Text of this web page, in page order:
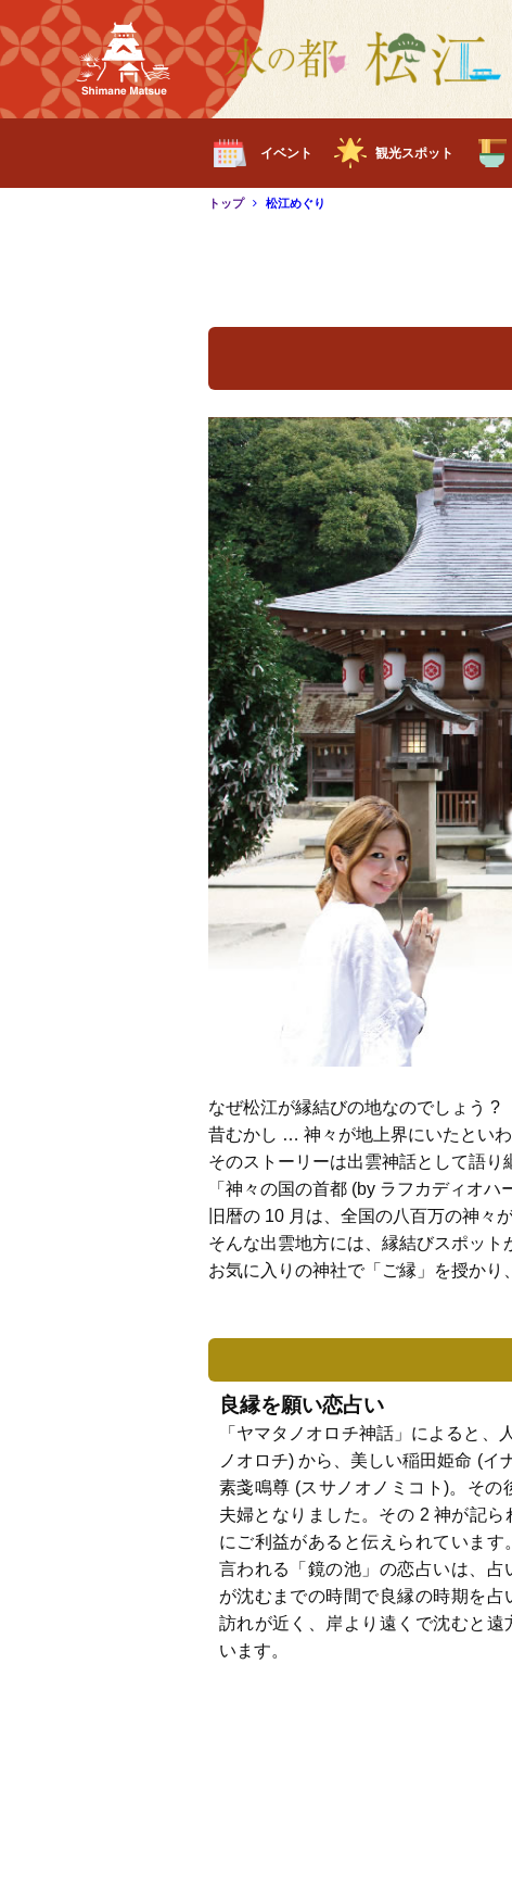
イベント 観光スポット
トップ 松江めぐり
なぜ松江が縁結びの地なのでしょう ?
昔むかし … 神々が地上界にいたとい
そのストーリーは出雲神話として語り
「神々の国の首都 (by ラフカディオ
旧暦の 10 月は、全国の八百万の神々
そんな出雲地方には、縁結びスポッ
お気に入りの神社で「ご縁」を授かり
良縁を願い恋占い
「ヤマタノオロチ神話」によると、
ノオロチ) から、美しい稲田姫命 (イ
素戔鳴尊 (スサノオノミコト)。その
夫婦となりました。その 2 神が記
にご利益があると伝えられています
言われる「鏡の池」の恋占いは、
が沈むまでの時間で良縁の時期を
訪れが近く、岸より遠くで沈むと遠
います。